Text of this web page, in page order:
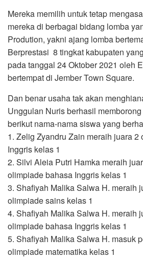
Mereka memilih untuk tetap
mereka di berbagai bidang lomba
Prodution, yakni ajang lomba
Berprestasi 8 tingkat kabupaten
pada tanggal 24 Oktober 2021 oleh
bertempat di Jember Town Square.
Dan benar usaha tak akan
Unggulan Nuris berhasil
berikut nama-nama siswa yang
1. Zelig Zyandru Zain meraih juara
Inggris kelas 1
2. Silvi Aleia Putri Hamka meraih
olimpiade bahasa Inggris kelas 1
3. Shafiyah Malika Salwa H. meraih
olimpiade sains kelas 1
4. Shafiyah Malika Salwa H. meraih
olimpiade bahasa Inggris kelas 1
5. Shafiyah Malika Salwa H. masuk
olimpiade matematika kelas 1